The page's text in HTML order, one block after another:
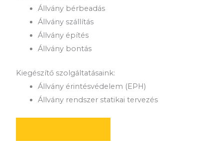
Állvány bérbeadás
Állvány szállítás
Állvány építés
Állvány bontás
Kiegészítő szolgáltatásaink:
Állvány érintésvédelem (EPH)
Állvány rendszer statikai tervezés